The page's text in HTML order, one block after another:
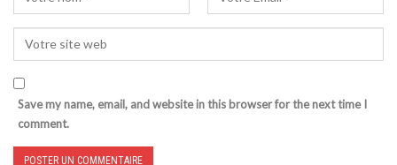
Save my name, email, and website in this browser for the next time I
comment.